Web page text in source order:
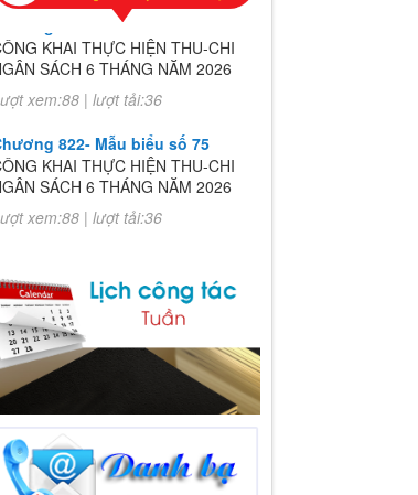
Chương 822- Mẫu biểu số 75
CÔNG KHAI THỰC HIỆN THU-CHI
SÁCH 6 THÁNG NĂM 2026
Chương 822- Mẫu biểu số 75
KHAI THỰC HIỆN THU-CHI
SÁCH 6 THÁNG NĂM 2026